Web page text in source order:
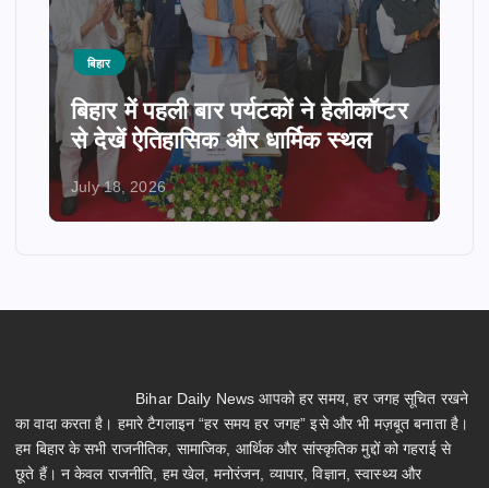
बिहार
बिहार में पहली बार पर्यटकों ने हेलीकॉप्टर
से देखें ऐतिहासिक और धार्मिक स्थल
July 18, 2026
Bihar Daily News आपको हर समय, हर जगह सूचित रखने
का वादा करता है। हमारे टैगलाइन “हर समय हर जगह” इसे और भी मज़बूत बनाता है।
हम बिहार के सभी राजनीतिक, सामाजिक, आर्थिक और सांस्कृतिक मुद्दों को गहराई से
छूते हैं। न केवल राजनीति, हम खेल, मनोरंजन, व्यापार, विज्ञान, स्वास्थ्य और